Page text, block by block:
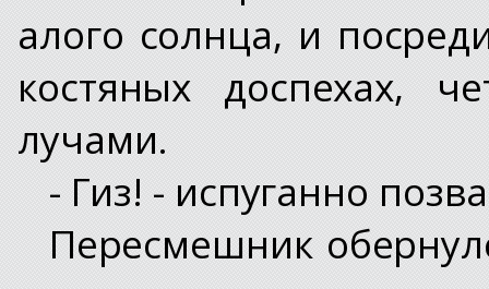
алого солнца, и
костяных доспехах,
лучами.
- Гиз! - испуганно
Пересмешник